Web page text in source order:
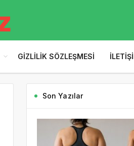
GIZLILIK SÖZLEŞMESI
Son Yazılar